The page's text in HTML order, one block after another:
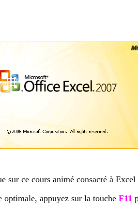
sur ce cours animé consacré à Excel
optimale, appuyez sur la touche F11